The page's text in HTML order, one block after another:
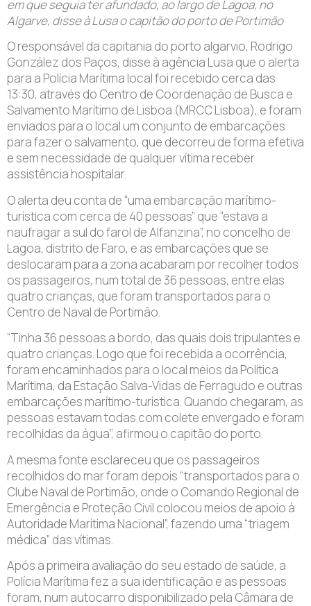
em que seguia ter afundado, ao largo de Lagoa, no
Algarve, disse à Lusa o capitão do porto de Portimão
O responsável da capitania do porto algarvio, Rodrigo
González dos Paços, disse à agência Lusa que o alerta
para a Polícia Marítima local foi recebido cerca das
13:30, através do Centro de Coordenação de Busca e
Salvamento Marítimo de Lisboa (MRCC Lisboa), e foram
enviados para o local um conjunto de embarcações
para fazer o salvamento, que decorreu de forma efetiva
e sem necessidade de qualquer vítima receber
assistência hospitalar.
O alerta deu conta de “uma embarcação marítimo-
turística com cerca de 40 pessoas” que “estava a
naufragar a sul do farol de Alfanzina”, no concelho de
Lagoa, distrito de Faro, e as embarcações que se
deslocaram para a zona acabaram por recolher todos
os passageiros, num total de 36 pessoas, entre elas
quatro crianças, que foram transportados para o
Centro de Naval de Portimão.
“Tinha 36 pessoas a bordo, das quais dois tripulantes e
quatro crianças. Logo que foi recebida a ocorrência,
foram encaminhados para o local meios da Política
Marítima, da Estação Salva-Vidas de Ferragudo e outras
embarcações marítimo-turística. Quando chegaram, as
pessoas estavam todas com colete envergado e foram
recolhidas da água”, afirmou o capitão do porto.
A mesma fonte esclareceu que os passageiros
recolhidos do mar foram depois “transportados para o
Clube Naval de Portimão, onde o Comando Regional de
Emergência e Proteção Civil colocou meios de apoio à
Autoridade Marítima Nacional”, fazendo uma “triagem
médica” das vítimas.
Após a primeira avaliação do seu estado de saúde, a
Polícia Marítima fez a sua identificação e as pessoas
foram, num autocarro disponibilizado pela Câmara de